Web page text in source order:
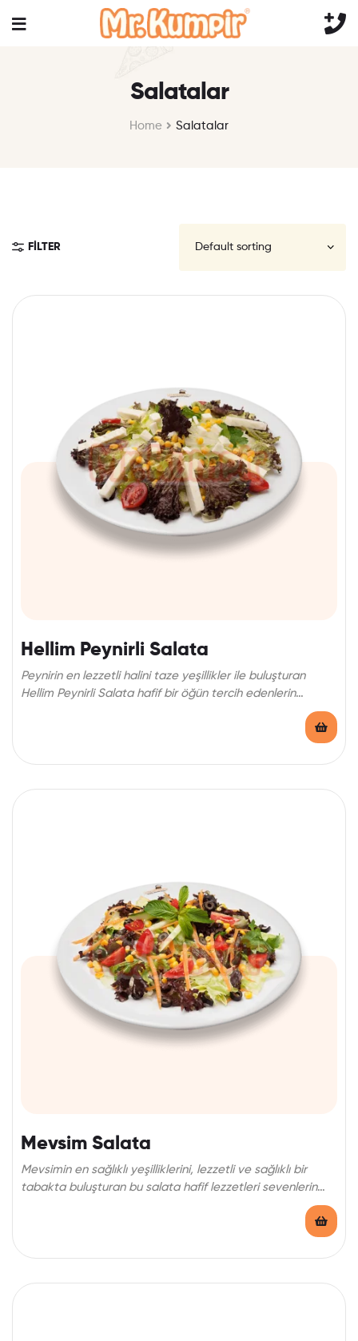
Salatalar
Home Salatalar
FILTER
Hellim Peynirli Salata
Peynirin en lezzetli halini taze yeşillikler ile buluşturan
Hellim Peynirli Salata hafif bir öğün tercih edenlerin
Mevsim Salata
Mevsimin en sağlıklı yeşilliklerini, lezzetli ve sağlıklı bir
tabakta buluşturan bu salata hafif lezzetleri sevenlerin